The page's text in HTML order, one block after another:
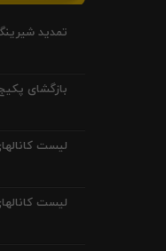
تمدید
بازگشای
لیست
لیست